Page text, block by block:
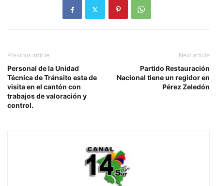
Previous article
Personal de la Unidad
Técnica de Tránsito esta de
visita en el cantón con
trabajos de valoración y
control.
Next article
Partido Restauración
Nacional tiene un regidor en
Pérez Zeledón